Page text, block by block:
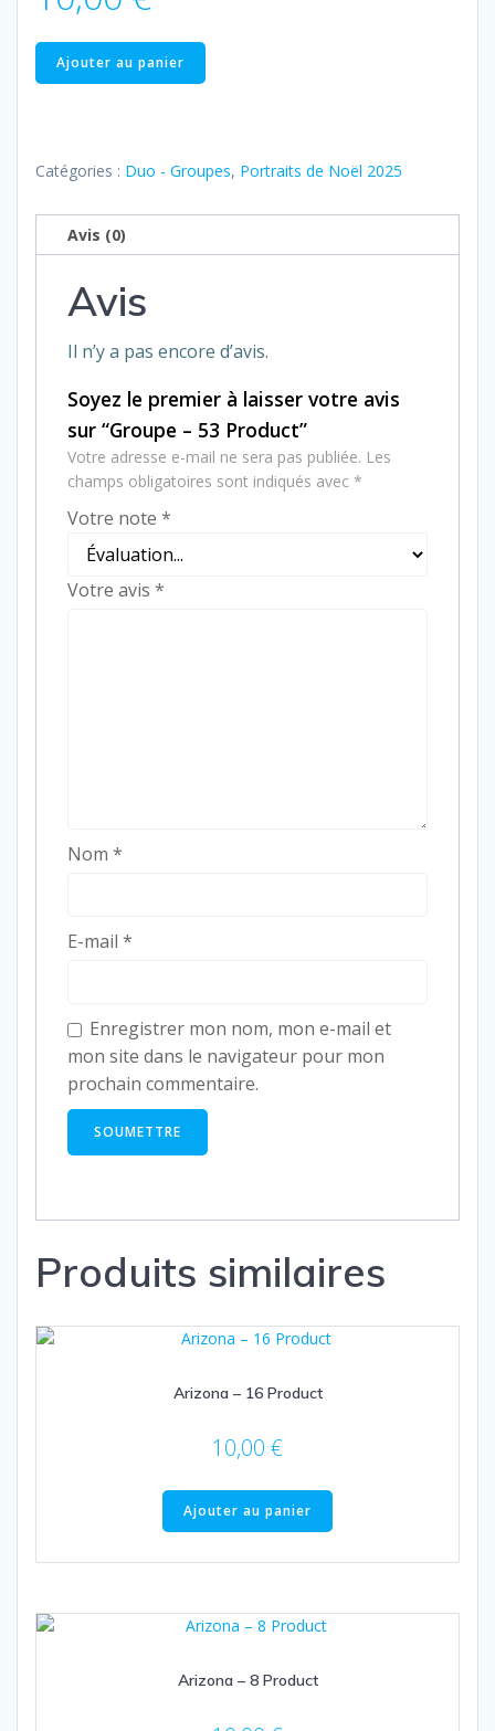
quantité
de
53
Ajouter au panier
Catégories : Duo - Groupes, Portraits de Noël 2025
Avis (0)
Avis
Il n’y a pas encore d’avis.
Soyez le premier à laisser votre avis
sur “Groupe – 53 Product”
Votre adresse e-mail ne sera pas publiée. Les
champs obligatoires sont indiqués avec *
Votre note *
Votre avis *
Nom *
E-mail *
Enregistrer mon nom, mon e-mail et
mon site dans le navigateur pour mon
prochain commentaire.
Produits similaires
Arizona – 16 Product
10,00 €
Ajouter au panier
Arizona – 8 Product